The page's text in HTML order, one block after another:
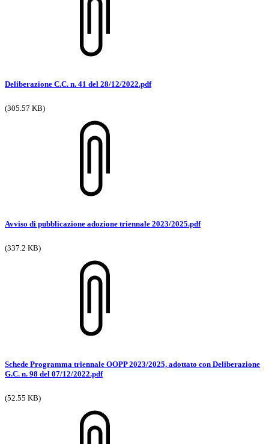
Deliberazione C.C. n. 41 del 28/12/2022.pdf
(305.57 KB)
Avviso di pubblicazione adozione triennale 2023/2025.pdf
(337.2 KB)
Schede Programma triennale OOPP 2023/2025, adottato con Deliberazione
G.C. n. 98 del 07/12/2022.pdf
(52.55 KB)